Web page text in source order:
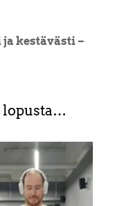
kestävästi –
lopusta…